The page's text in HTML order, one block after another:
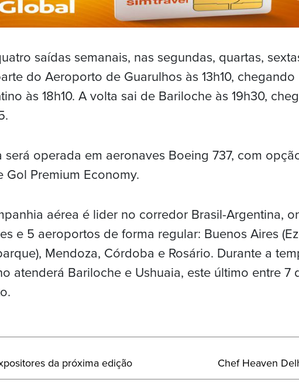
saídas semanais, nas segundas, quartas,
do Aeroporto de Guarulhos às 13h10,
às 18h10. A volta sai de Bariloche às 19h30,
será operada em aeronaves Boeing 737, com
Gol Premium Economy.
aérea é lider no corredor Brasil-Argentina,
e 5 aeroportos de forma regular: Buenos Aires
Mendoza, Córdoba e Rosário. Durante a
atenderá Bariloche e Ushuaia, este último entre 7
da próxima edição
Próximo
Post:
Chef Heaven